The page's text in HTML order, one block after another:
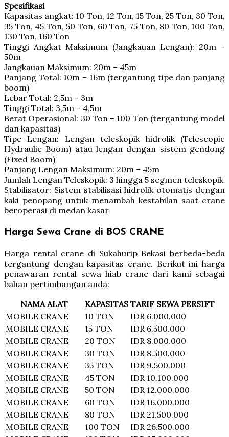
Spesifikasi
Kapasitas angkat: 10 Ton, 12 Ton, 15 Ton, 25 Ton, 30 Ton,
35 Ton, 45 Ton, 50 Ton, 60 Ton, 75 Ton, 80 Ton, 100 Ton,
130 Ton, 160 Ton
Tinggi Angkat Maksimum (Jangkauan Lengan): 20m –
50m
Jangkauan Maksimum: 20m – 45m
Panjang Total: 10m – 16m (tergantung tipe dan panjang
boom)
Lebar Total: 2,5m – 3m
Tinggi Total: 3,5m – 4,5m
Berat Operasional: 30 Ton – 100 Ton (tergantung model
dan kapasitas)
Tipe Lengan: Lengan teleskopik hidrolik (Telescopic
Hydraulic Boom) atau lengan dengan sistem gendong
(Fixed Boom)
Panjang Lengan Maksimum: 20m – 45m
Jumlah Lengan Teleskopik: 3 hingga 5 segmen teleskopik
Stabilisator: Sistem stabilisasi hidrolik otomatis dengan
kaki penopang untuk menambah kestabilan saat crane
beroperasi di medan kasar
Harga Sewa Crane di BOS CRANE
Harga rental crane di Sukahurip Bekasi berbeda-beda
tergantung dengan kapasitas crane. Berikut ini harga
penawaran rental sewa hiab crane dari kami sebagai
bahan pertimbangan anda:
NAMA ALAT
KAPASITAS TARIF SEWA PERSIFT
MOBILE CRANE
10 TON
IDR 6.000.000
MOBILE CRANE
15 TON
IDR 6.500.000
MOBILE CRANE
20 TON
IDR 8.000.000
MOBILE CRANE
30 TON
IDR 8.500.000
MOBILE CRANE
35 TON
IDR 9.500.000
MOBILE CRANE
45 TON
IDR 10.100.000
MOBILE CRANE
50 TON
IDR 12.000.000
MOBILE CRANE
60 TON
IDR 16.000.000
MOBILE CRANE
80 TON
IDR 21.500.000
MOBILE CRANE
100 TON
IDR 26.500.000